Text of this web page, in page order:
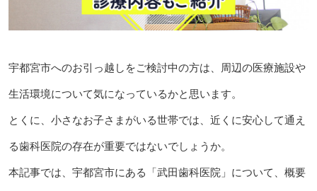
宇都宮市へのお引っ越しをご検討中の方は、周辺の医療施設や
生活環境について気になっているかと思います。
とくに、小さなお子さまがいる世帯では、近くに安心して通え
る歯科医院の存在が重要ではないでしょうか。
本記事では、宇都宮市にある「武田歯科医院」について、概要